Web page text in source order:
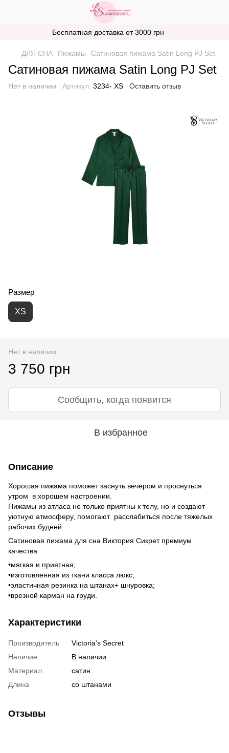
Бесплатная доставка от 3000 грн
ДЛЯ СНА Пижамы Сатиновая пижама Satin Long PJ Set
Сатиновая пижама Satin Long PJ Set
Нет в наличии Артикул: 3234- XS Оставить отзыв
Размер
XS
Нет в наличии
3 750 грн
Сообщить, когда появится
В избранное
Описание
Хорошая пижама поможет заснуть вечером и проснуться
утром в хорошем настроении.
Пижамы из атласа не только приятны к телу, но и создают
уютную атмосферу, помогают расслабиться после тяжелых
рабочих будней.
Сатиновая пижама для сна Виктория Сикрет премиум
качества
•мягкая и приятная;
•изготовленная из ткани класса люкс;
•эластичная резинка на штанах+ шнуровка;
•врезной карман на груди.
Характеристики
Производитель
Victoria's Secret
Наличие
В наличии
Материал
сатин
Длина
со штанами
Отзывы